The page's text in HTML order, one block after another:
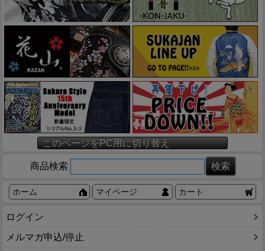
このページをPC用に切り替え
商品検索
ホーム マイページ カート
ログイン
メルマガ申込/停止